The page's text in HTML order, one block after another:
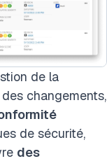
de la
changements,
de sécurité,
des